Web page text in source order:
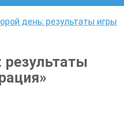
день: результаты игры
результаты